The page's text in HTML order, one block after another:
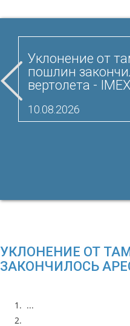
Уклонение от
пошлин
вертолета -
10.08.2026
УКЛОНЕНИЕ ОТ
ЗАКОНЧИЛОСЬ
...